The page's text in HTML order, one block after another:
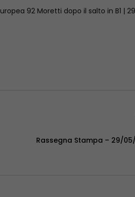
92 Moretti dopo il salto in B1 |
Rassegna Stampa – 29/